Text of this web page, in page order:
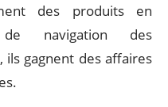
des produits en
navigation des
ils gagnent des affaires